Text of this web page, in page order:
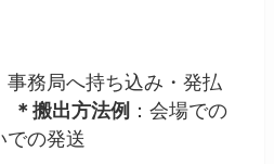
事務局へ持ち込み・発払
＊搬出方法例 ：会場での
での発送